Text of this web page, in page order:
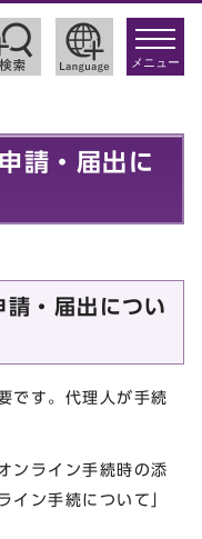
toggle
メニュー
請・届出に
・届出につい
です。代理人が手続
ンライン手続時の添
イン手続について」